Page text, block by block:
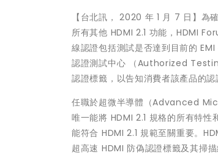
【台北訊， 2020 年 1 月 7 日】為
所有其他 HDMI 2.1 功能，HDMI
線認證包括測試是否達到目前的
認證測試中心 （Authorized
認證標籤，以告知消費者該產品的認
任職於超微半導體（Advanced
唯一能將 HDMI 2.1 規格的所有特
能符合 HDMI 2.1 規範至關重要。
超高速 HDMI 防偽認證標籤及其掃